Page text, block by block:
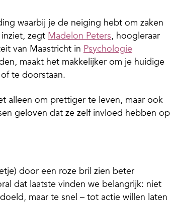
waarbij je de neiging hebt om zaken
zegt Madelon Peters, hoogleraar
van Maastricht in Psychologie
maakt het makkelijker om je huidige
te doorstaan.
alleen om prettiger te leven, maar ook
geloven dat ze zelf invloed hebben op
door een roze bril zien beter
dat laatste vinden we belangrijk: niet
maar te snel – tot actie willen laten